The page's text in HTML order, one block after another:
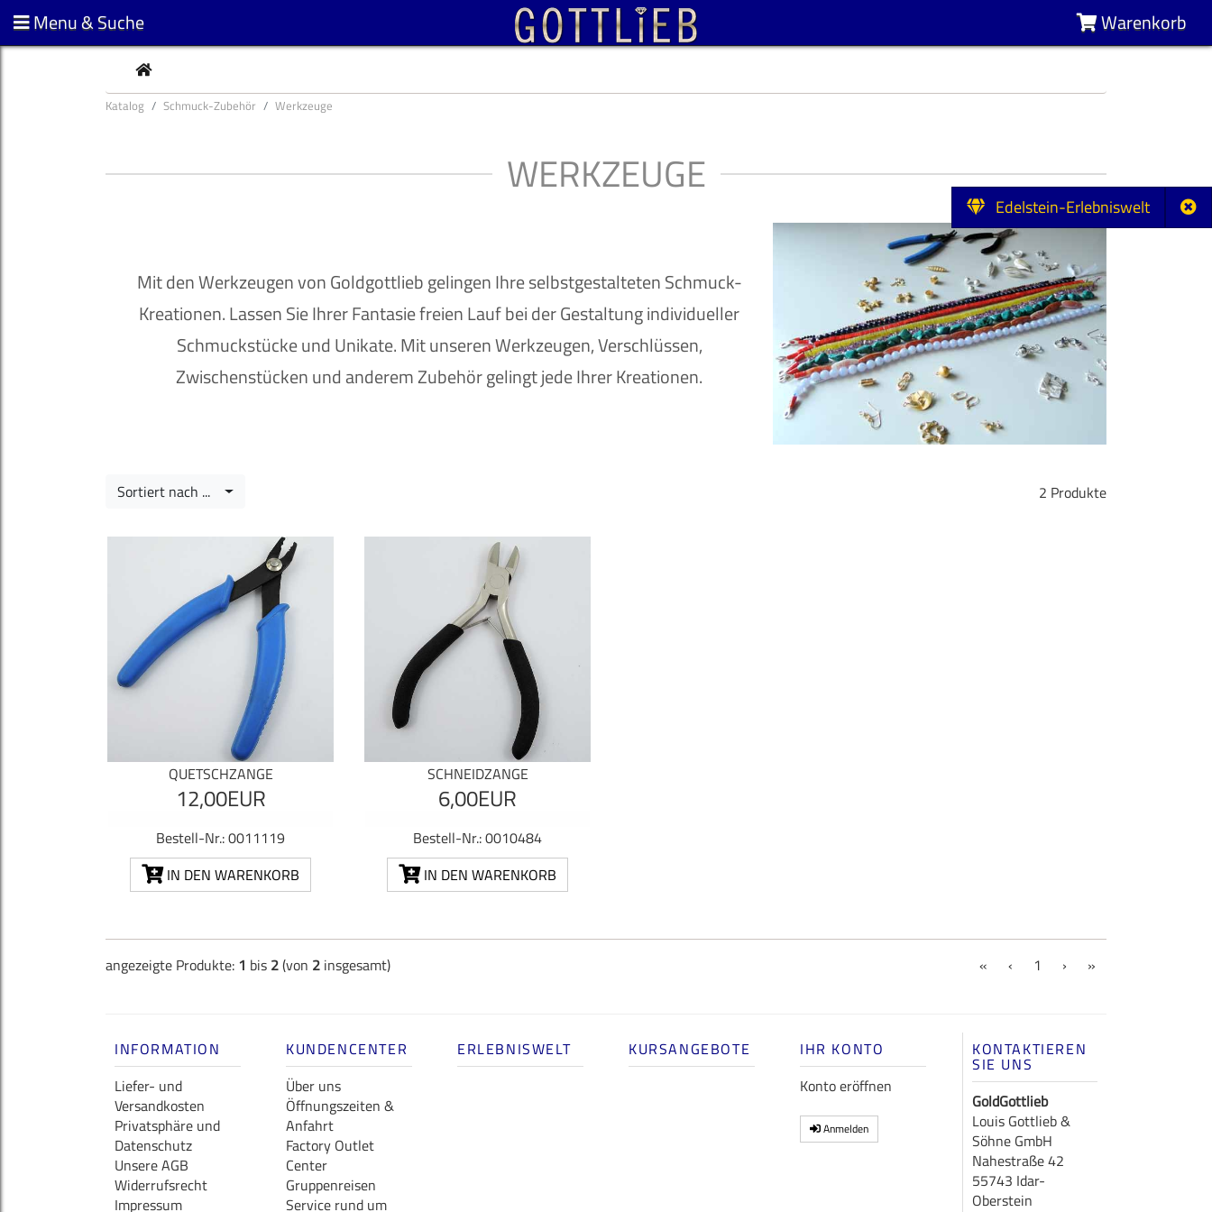
Edelstein-Erlebniswelt
Menu & Suche Warenkorb
CURRENT
Katalog Schmuck-Zubehör Werkzeuge
WERKZEUGE
Mit den Werkzeugen von Goldgottlieb gelingen Ihre selbstgestalteten Schmuck-
Kreationen. Lassen Sie Ihrer Fantasie freien Lauf bei der Gestaltung individueller
Schmuckstücke und Unikate. Mit unseren Werkzeugen, Verschlüssen,
Zwischenstücken und anderem Zubehör gelingt jede Ihrer Kreationen.
2 Produkte
Sortiert nach ...
QUETSCHZANGE
12,00EUR
Bestell-Nr.: 0011119
IN DEN WARENKORB
SCHNEIDZANGE
6,00EUR
Bestell-Nr.: 0010484
IN DEN WARENKORB
angezeigte Produkte: 1 bis 2(von 2 insgesamt) « ‹ 1 (current)
› »
INFORMATION
Liefer- und
Versandkosten
Privatsphäre und
Datenschutz
Unsere AGB
Widerrufsrecht
Impressum
KUNDENCENTER
Über uns
Öffnungszeiten &
Anfahrt
Factory Outlet
Center
Gruppenreisen
Service rund um
ERLEBNISWELT KURSANGEBOTE
IHR KONTO
Konto eröffnen
Anmelden
KONTAKTIEREN
SIE UNS
GoldGottlieb
Louis Gottlieb &
Söhne GmbH
Nahestraße 42
55743 Idar-
Oberstein